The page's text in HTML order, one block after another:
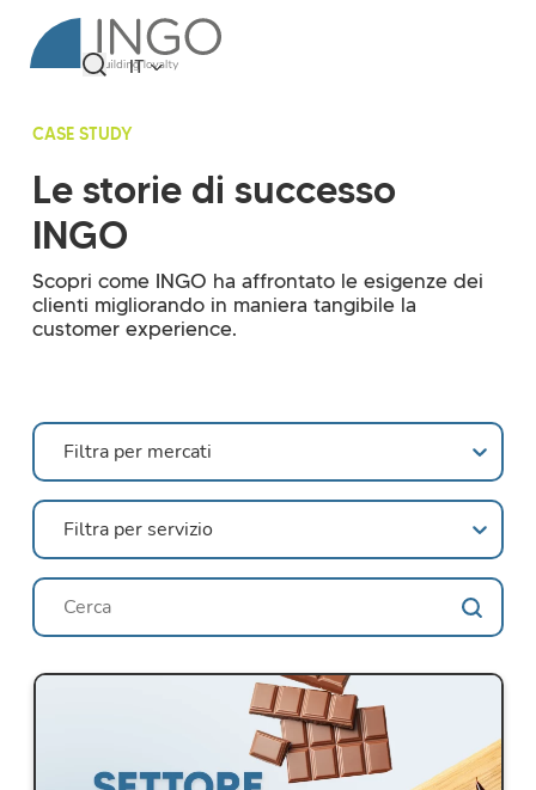
IT
CASE STUDY
Le storie di successo
INGO
Scopri come INGO ha affrontato le esigenze dei
clienti migliorando in maniera tangibile la
customer experience.
Markets
Select content
Services
Select content
Ricerca
Search content